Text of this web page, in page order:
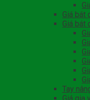
Giá bát
Giá bát
Tay
Giá gia